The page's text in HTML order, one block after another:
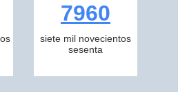
7960
siete mil novecientos
sesenta